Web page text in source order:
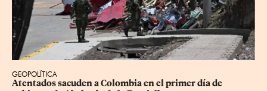
GEOPOLÍTICA
Atentados sacuden a Colombia en el primer día de